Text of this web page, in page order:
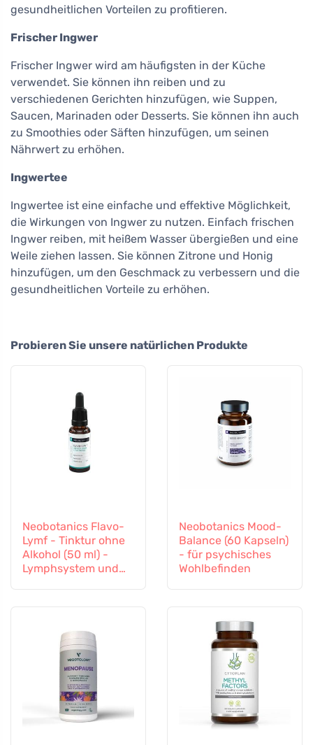
gesundheitlichen Vorteilen zu profitieren.
Frischer Ingwer
Frischer Ingwer wird am häufigsten in der Küche
verwendet. Sie können ihn reiben und zu
verschiedenen Gerichten hinzufügen, wie Suppen,
Saucen, Marinaden oder Desserts. Sie können ihn auch
zu Smoothies oder Säften hinzufügen, um seinen
Nährwert zu erhöhen.
Ingwertee
Ingwertee ist eine einfache und effektive Möglichkeit,
die Wirkungen von Ingwer zu nutzen. Einfach frischen
Ingwer reiben, mit heißem Wasser übergießen und eine
Weile ziehen lassen. Sie können Zitrone und Honig
hinzufügen, um den Geschmack zu verbessern und die
gesundheitlichen Vorteile zu erhöhen.
Probieren Sie unsere natürlichen Produkte
Neobotanics Flavo-
Lymf - Tinktur ohne
Alkohol (50 ml) -
Lymphsystem und
Neobotanics Mood-
Balance (60 Kapseln)
- für psychisches
Wohlbefinden